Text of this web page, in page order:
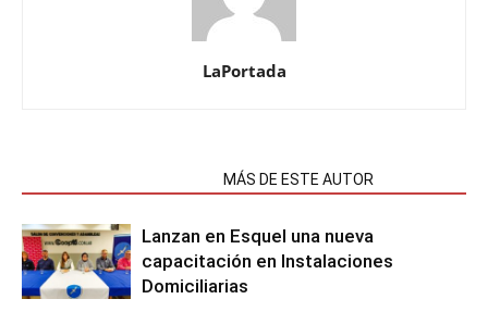
LaPortada
MÁS DE ESTE AUTOR
Lanzan en Esquel una nueva
capacitación en Instalaciones
Domiciliarias